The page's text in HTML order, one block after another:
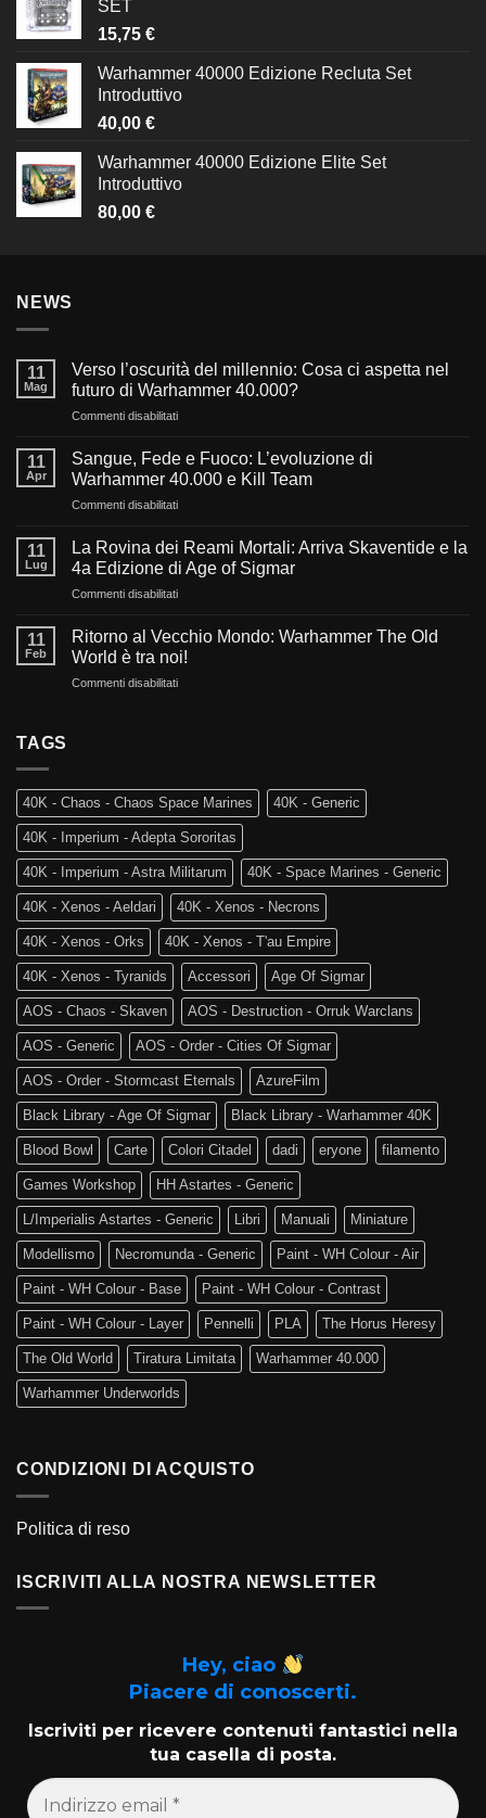
SET
15,75 €
Warhammer 40000 Edizione Recluta Set
Introduttivo
40,00 €
Warhammer 40000 Edizione Elite Set
Introduttivo
80,00 €
NEWS
11
Mag
Verso l’oscurità del millennio: Cosa ci aspetta nel
futuro di Warhammer 40.000?
Commenti disabilitatisu
l’oscurità
del
millennio:
Cosa
aspetta
nel
futuro
di
40.000?
11
Apr
Sangue, Fede e Fuoco: L’evoluzione di
Warhammer 40.000 e Kill Team
Commenti disabilitatisu
Fede
e
Fuoco:
L’evoluzione
Warhammer
40.000
Kill
11
Lug
La Rovina dei Reami Mortali: Arriva Skaventide e la
4a Edizione di Age of Sigmar
Commenti disabilitatisu
Rovina
dei
Reami
Mortali:
Edizione
di
Age
of
Sigmar
11
Feb
Ritorno al Vecchio Mondo: Warhammer The Old
World è tra noi!
Commenti disabilitatisu
The
Old
World
tra
noi!
TAGS
40K - Chaos - Chaos Space Marines 40K - Generic
40K - Imperium - Adepta Sororitas
40K - Imperium - Astra Militarum 40K - Space Marines - Generic
40K - Xenos - Aeldari 40K - Xenos - Necrons
40K - Xenos - Orks 40K - Xenos - T'au Empire
40K - Xenos - Tyranids Accessori Age Of Sigmar
AOS - Chaos - Skaven AOS - Destruction - Orruk Warclans
AOS - Generic AOS - Order - Cities Of Sigmar
AOS - Order - Stormcast Eternals AzureFilm
Black Library - Age Of Sigmar Black Library - Warhammer 40K
Blood Bowl Carte Colori Citadel dadi eryone filamento
Games Workshop HH Astartes - Generic
L/Imperialis Astartes - Generic Libri Manuali Miniature
Modellismo Necromunda - Generic Paint - WH Colour - Air
Paint - WH Colour - Base Paint - WH Colour - Contrast
Paint - WH Colour - Layer Pennelli PLA The Horus Heresy
The Old World Tiratura Limitata Warhammer 40.000
Warhammer Underworlds
CONDIZIONI DI ACQUISTO
Politica di reso
ISCRIVITI ALLA NOSTRA NEWSLETTER
Hey, ciao
Piacere di conoscerti.
Iscriviti per ricevere contenuti fantastici nella
tua casella di posta.